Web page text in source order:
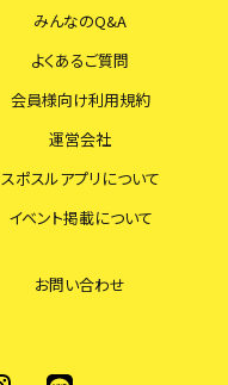
みんなのQ&A
よくあるご質問
会員様向け利用規約
運営会社
スポスルアプリについて
イベント掲載について
お問い合わせ